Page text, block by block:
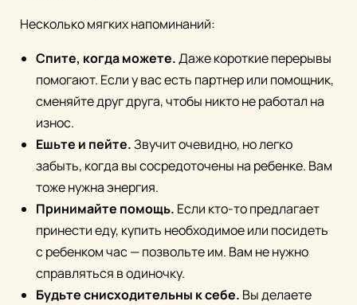
Несколько мягких напоминаний:
Спите, когда можете.Даже короткие перерывы
помогают. Если у вас есть партнер или помощник,
сменяйте друг друга, чтобы никто не работал на
износ.
Ешьте и пейте.Звучит очевидно, но легко
забыть, когда вы сосредоточены на ребенке. Вам
тоже нужна энергия.
Принимайте помощь. Если кто-то предлагает
принести еду, купить необходимое или посидеть
с ребенком час — позвольте им. Вам не нужно
справляться в одиночку.
Будьте снисходительны к себе. Вы делаете